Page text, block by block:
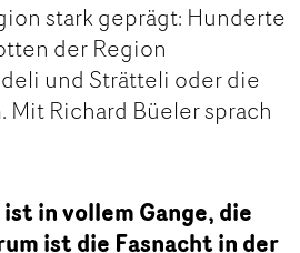
stark geprägt: Hunderte
der Region
und Strätteli oder die
Richard Büeler sprach
in vollem Gange, die
ist die Fasnacht in der